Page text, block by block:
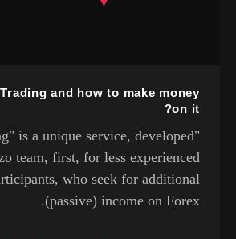
and how to make money
on it?
is a unique service, developed
team, first, for less experienced
who seek for additional
(passive) income on Forex.